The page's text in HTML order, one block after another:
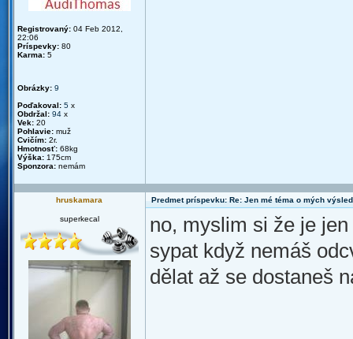
Registrovaný: 04 Feb 2012,
22:06
Príspevky: 80
Karma: 5
Obrázky: 9
Poďakoval: 5 x
Obdržal: 94 x
Vek: 20
Pohlavie: muž
Cvičím: 2r.
Hmotnosť: 68kg
Výška: 175cm
Sponzora: nemám
hruskamara Predmet príspevku: Re: Jen mé téma o mých
superkecal
no, myslim si že je
sypat když nemáš
dělat až se dostaneš